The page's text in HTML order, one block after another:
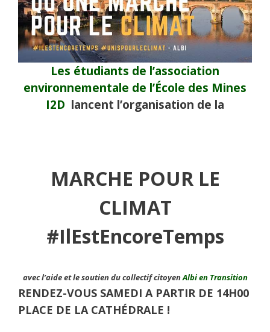
Les étudiants de l’association
environnementale de l’École des Mines
I2D lancent l’organisation de la
MARCHE POUR LE
CLIMAT
#IlEstEncoreTemps
avec l’aide et le soutien du collectif citoyenAlbi en Transition
RENDEZ-VOUS SAMEDI A PARTIR DE 14H00
PLACE DE LA CATHÉDRALE !